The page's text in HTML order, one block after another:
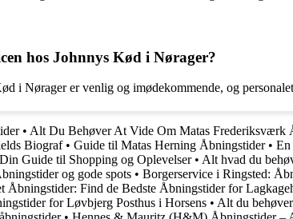
hos Johnnys Kød i Nørager?
i Nørager er venlig og imødekommende, og
• Alt Du Behøver At Vide Om Matas Frederiksværk
Biograf• Guide til Matas Herning Åbningstider• En
Guide til Shopping og Oplevelser• Alt hvad du
og gode spots • Borgerservice i Ringsted:
Åbningstider: Find de Bedste Åbningstider for
for Løvbjerg Posthus i Horsens • Alt du